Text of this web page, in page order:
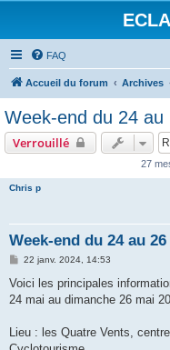
FAQ
Accueil du forum Archives
Week-end du 24
Verrouillé
27
Chris p
Week-end du 24 au
M
s
a
22 janv. 2024, 14:53
Voici les principales
24 mai au dimanche 26 mai
Lieu : les Quatre Vents,